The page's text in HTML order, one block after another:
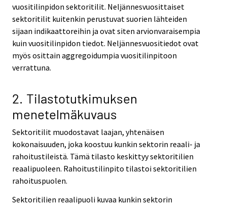
vuositilinpidon sektoritilit. Neljännesvuosittaiset
sektoritilit kuitenkin perustuvat suorien lähteiden
sijaan indikaattoreihin ja ovat siten arvionvaraisempia
kuin vuositilinpidon tiedot. Neljännesvuositiedot ovat
myös osittain aggregoidumpia vuositilinpitoon
verrattuna.
2. Tilastotutkimuksen
menetelmäkuvaus
Sektoritilit muodostavat laajan, yhtenäisen
kokonaisuuden, joka koostuu kunkin sektorin reaali- ja
rahoitustileistä. Tämä tilasto keskittyy sektoritilien
reaalipuoleen. Rahoitustilinpito tilastoi sektoritilien
rahoituspuolen.
Sektoritilien reaalipuoli kuvaa kunkin sektorin